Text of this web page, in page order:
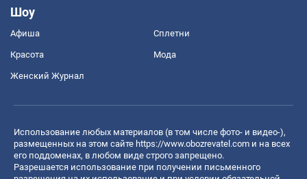
Шоу
Афиша Сплетни
Красота Мода
Женский Журнал
Использование любых материалов (в том числе фото- и видео-),
размещенных на этом сайте https://www.obozrevatel.com и на всех
его поддоменах, в любом виде строго запрещено.
Разрешается использование при получении письменного